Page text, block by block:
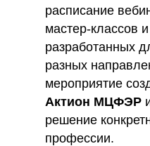
расписание
мастер-классов
разработанных
разных
мероприятие
Актион МЦФЭР
решение
профессии.